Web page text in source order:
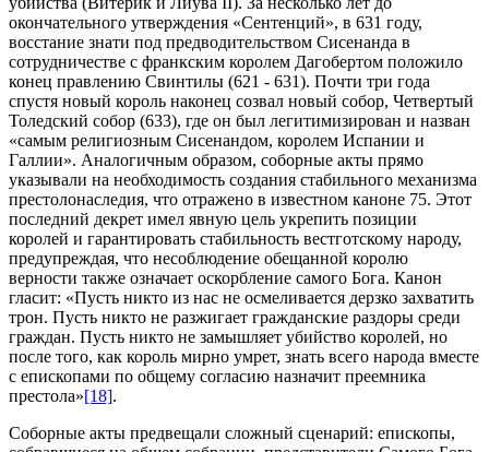
окончательного утверждения «Сентенций», в 631 году,
восстание знати под предводительством Сисенанда в
сотрудничестве с франкским королем Дагобертом положило
конец правлению Свинтилы (621 - 631). Почти три года
спустя новый король наконец созвал новый собор, Четвертый
Толедский собор (633), где он был легитимизирован и назван
«самым религиозным Сисенандом, королем Испании и
Галлии». Аналогичным образом, соборные акты прямо
указывали на необходимость создания стабильного механизма
престолонаследия, что отражено в известном каноне 75. Этот
последний декрет имел явную цель укрепить позиции
королей и гарантировать стабильность вестготскому народу,
предупреждая, что несоблюдение обещанной королю
верности также означает оскорбление самого Бога. Канон
гласит: «Пусть никто из нас не осмеливается дерзко захватить
трон. Пусть никто не разжигает гражданские раздоры среди
граждан. Пусть никто не замышляет убийство королей, но
после того, как король мирно умрет, знать всего народа вместе
с епископами по общему согласию назначит преемника
престола»[18].
Соборные акты предвещали сложный сценарий: епископы,